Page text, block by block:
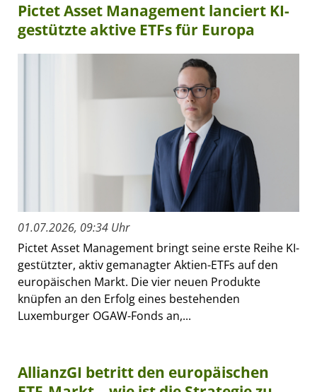
Pictet Asset Management lanciert KI-
gestützte aktive ETFs für Europa
01.07.2026, 09:34 Uhr
Pictet Asset Management bringt seine erste Reihe KI-
gestützter, aktiv gemanagter Aktien-ETFs auf den
europäischen Markt. Die vier neuen Produkte
knüpfen an den Erfolg eines bestehenden
Luxemburger OGAW-Fonds an,...
AllianzGI betritt den europäischen